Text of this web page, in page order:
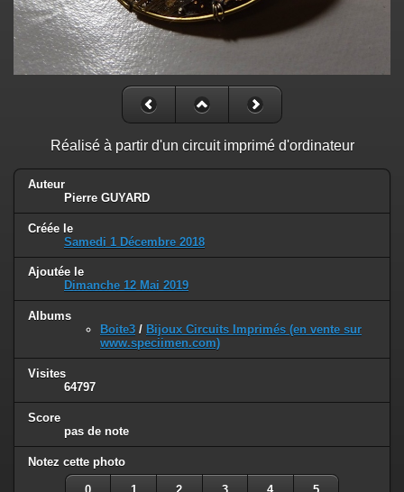
Réalisé à partir d'un circuit imprimé d'ordinateur
Auteur
Pierre GUYARD
Créée le
Samedi 1 Décembre 2018
Ajoutée le
Dimanche 12 Mai 2019
Albums
Boite3 / Bijoux Circuits Imprimés (en vente sur
www.speciimen.com)
Visites
64797
Score
pas de note
Notez cette photo